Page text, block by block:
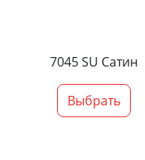
7045 SU Сатин
Выбрать